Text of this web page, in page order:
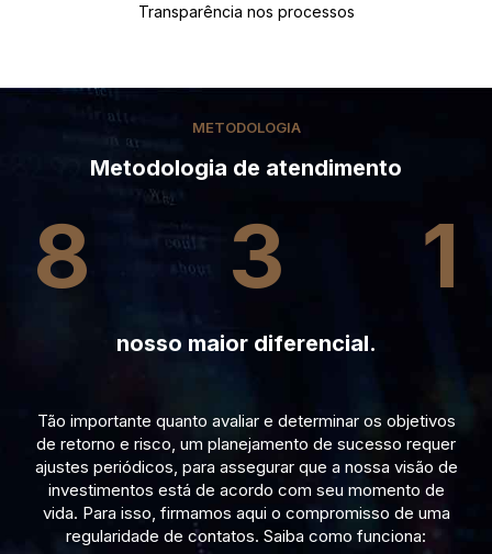
Transparência nos processos
METODOLOGIA
Metodologia de atendimento
8 3 1
nosso maior diferencial.
Tão importante quanto avaliar e determinar os objetivos
de retorno e risco, um planejamento de sucesso requer
ajustes periódicos, para assegurar que a nossa visão de
investimentos está de acordo com seu momento de
vida. Para isso, firmamos aqui o compromisso de uma
regularidade de contatos. Saiba como funciona: